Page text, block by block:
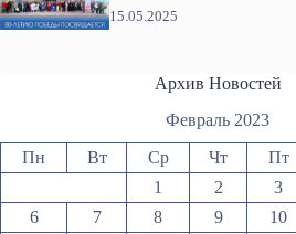
15.05.2025
Архив Новостей
Февраль 2023
Пн Вт Ср Чт Пт
1
2 3
6
7 8 9 10